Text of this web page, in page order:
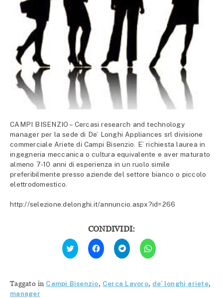
CAMPI BISENZIO – Cercasi research and technology
manager per la sede di De’ Longhi Appliances srl divisione
commerciale Ariete di Campi Bisenzio. E’ richiesta laurea in
ingegneria meccanica o cultura equivalente e aver maturato
almeno 7-10 anni di esperienza in un ruolo simile
preferibilmente presso aziende del settore bianco o piccolo
elettrodomestico.
http://selezione.delonghi.it/annuncio.aspx?id=266
CONDIVIDI:
Fai
clic
qui
Twitter
(Si
Fai
clic
per
condividere
(Si
apre
Fai
clic
per
condividere
apre
Fai
clic
per
(Si
apre
Taggato in Campi Bisenzio, Cerca Lavoro, de' longhi ariete,
manager